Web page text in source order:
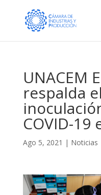
UNACEM
respalda
COVID-19
Ago 5, 2021 | Noticias